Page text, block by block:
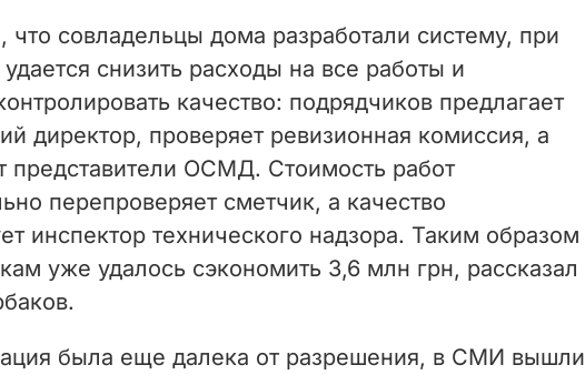
что совладельцы дома разработали систему, при
снизить расходы на все работы и
качество: подрядчиков предлагает
директор, проверяет ревизионная комиссия, а
представители ОСМД. Стоимость работ
перепроверяет сметчик, а качество
инспектор технического надзора. Таким образом
уже удалось сэкономить 3,6 млн грн, рассказал
была еще далека от разрешения, в СМИ вышли